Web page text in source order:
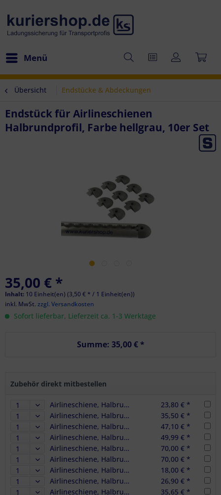
Menü
Übersicht Endstücke & Abdeckungen
Endstück für Airlineschienen
Halbrundprofil, Farbe hellgrau, 10er Set
35,00 € *
Inhalt: 10 Einheit(en) (3,50 € * / 1 Einheit(en))
inkl. MwSt. zzgl. Versandkosten
Sofort lieferbar, Lieferzeit ca. 1-3 Werktage
Summe: 35,00 €*
Zubehör direkt mitbestellen
Airlineschiene, Halbrundprofil Premium, Länge 1 m
23,80 € *
Airlineschiene, Halbrundprofil Premium, Länge 1,5 m
35,50 € *
Airlineschiene, Halbrundprofil Premium, Länge 2 m
47,10 € *
Airlineschiene, Halbrundprofil Premium HD, Länge 2 m, zur Rollstuhlsicherung
49,99 € *
Airlineschiene, Halbrundprofil Premium, Länge 3 m
70,00 € *
Airlineschiene, Halbrundprofil Premium, Länge 3 m (Zuschnitt)
70,00 € *
Airlineschiene, Halbrundprofil, eloxiert, vorgebohrt, Länge 1 m
18,00 € *
Airlineschiene, Halbrundprofil, eloxiert, vorgebohrt, Länge 1,5 m
26,90 € *
Airlineschiene, Halbrundprofil, eloxiert, vorgebohrt, Länge 2 m
35,65 € *